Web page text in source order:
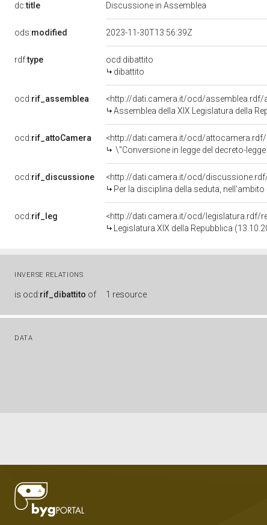
dc:title Discussione in Assemblea
ods:modified 2023-11-30T13:56:39Z
rdf:type
ocd:dibattito
dibattito
ocd:rif_assemblea
<http://dati.camera.it/ocd/assemblea.rdf/
Assemblea della XIX Legislatura della
ocd:rif_attoCamera
<http://dati.camera.it/ocd/attocamera.rdf/
\"Conversione in legge del decreto-legge 5 ottobre 2023, n. 133,
ocd:rif_discussione
<http://dati.camera.it/ocd/
Per la disciplina della seduta,
ocd:rif_leg
<http://dati.camera.it/ocd/legislatura.rdf/
Legislatura XIX della Repubblica
INVERSE RELATIONS
is ocd:rif_dibattito of 1 resource
DATA